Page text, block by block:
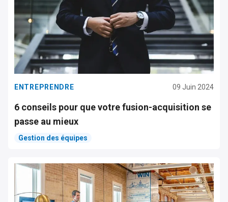
ENTREPRENDRE 09 Juin 2024
6 conseils pour que votre fusion-acquisition se
passe au mieux
Gestion des équipes